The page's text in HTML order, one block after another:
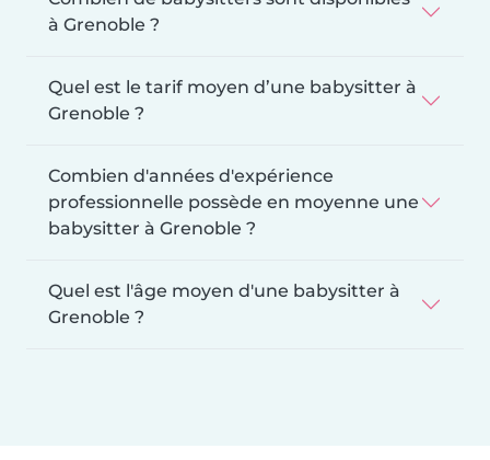
à Grenoble ?
Quel est le tarif moyen d’une babysitter à
Grenoble ?
Combien d'années d'expérience
professionnelle possède en moyenne une
babysitter à Grenoble ?
Quel est l'âge moyen d'une babysitter à
Grenoble ?